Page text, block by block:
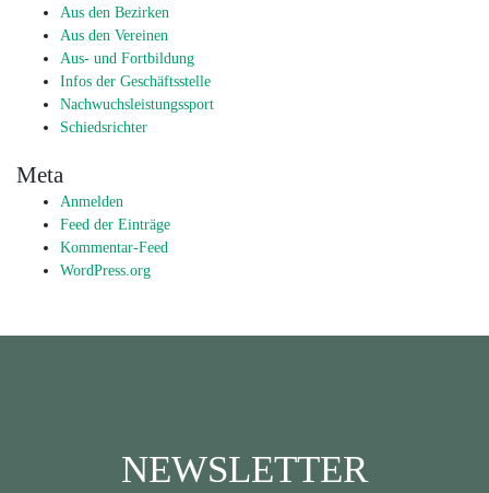
Aus den Bezirken
Aus den Vereinen
Aus- und Fortbildung
Infos der Geschäftsstelle
Nachwuchsleistungssport
Schiedsrichter
Meta
Anmelden
Feed der Einträge
Kommentar-Feed
WordPress.org
NEWSLETTER